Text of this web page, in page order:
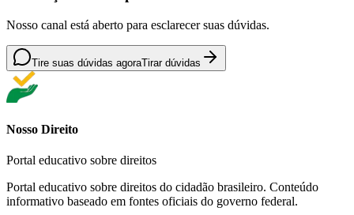
Nosso canal está aberto para esclarecer suas dúvidas.
Tire suas dúvidas agoraTirar dúvidas
Nosso Direito
Portal educativo sobre direitos
Portal educativo sobre direitos do cidadão brasileiro. Conteúdo
informativo baseado em fontes oficiais do governo federal.